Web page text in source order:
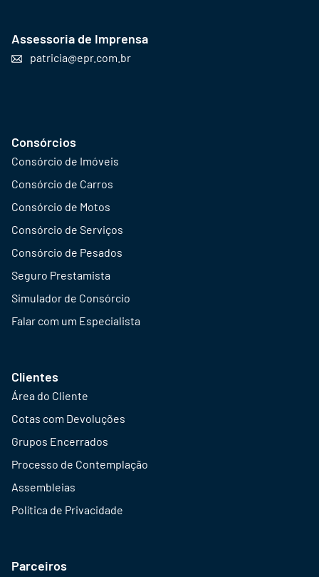
Assessoria de Imprensa
patricia@epr.com.br
Consórcios
Consórcio de Imóveis
Consórcio de Carros
Consórcio de Motos
Consórcio de Serviços
Consórcio de Pesados
Seguro Prestamista
Simulador de Consórcio
Falar com um Especialista
Clientes
Área do Cliente
Cotas com Devoluções
Grupos Encerrados
Processo de Contemplação
Assembleias
Política de Privacidade
Parceiros